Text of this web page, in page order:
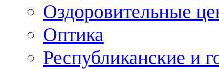
Оздоровительные
Оптика
Республиканские и